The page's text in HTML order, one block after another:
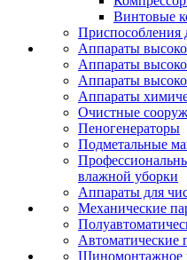
Винтовые
Приспособления
Аппараты
Аппараты
Аппараты
Аппараты
Очистные
Пеногенераторы
Подметальные
влажной уборки
Аппараты для
Механические
Автоматические
Шиномонтажное